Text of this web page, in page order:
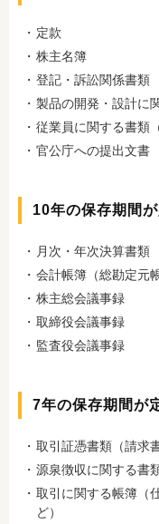
定款
株主名簿
登記・訴訟関係書類
製品の開発・設計に
従業員に関する書類
官公庁への提出文書
10年の保存期間
月次・年次決算書類
会計帳簿（総勘定元
株主総会議事録
取締役会議事録
監査役会議事録
7年の保存期間が
取引証憑書類（請求
源泉徴収に関する書
取引に関する帳簿（
ど）